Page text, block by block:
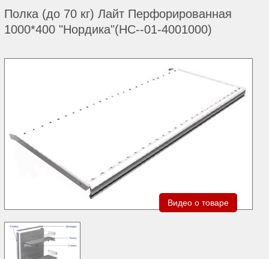
Полка (до 70 кг) Лайт Перфорированная
1000*400 "Нордика"(НС--01-4001000)
Видео о товаре